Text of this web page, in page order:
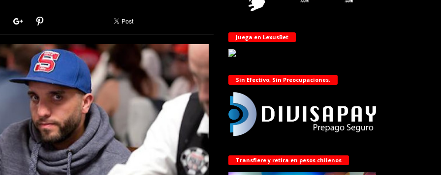
Juega en LexusBet
Sin Efectivo, Sin Preocupaciones.
Transfiere y retira en pesos chilenos